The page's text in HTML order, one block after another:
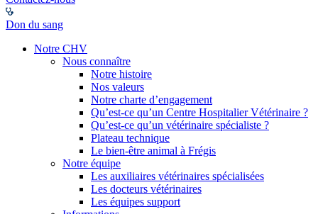
Don du sang
Notre CHV
Nous connaître
Notre histoire
Nos valeurs
Notre charte d’engagement
Qu’est-ce qu’un Centre Hospitalier Vétérinaire ?
Qu’est-ce qu’un vétérinaire spécialiste ?
Plateau technique
Le bien-être animal à Frégis
Notre équipe
Les auxiliaires vétérinaires spécialisées
Les docteurs vétérinaires
Les équipes support